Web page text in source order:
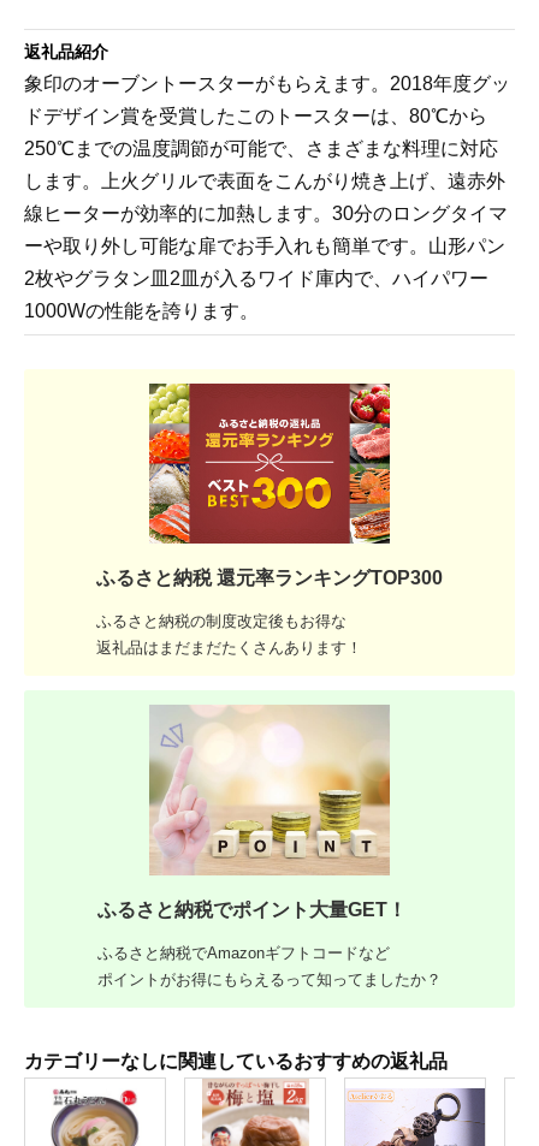
返礼品紹介
象印のオーブントースターがもらえます。2018年度グッ
ドデザイン賞を受賞したこのトースターは、80℃から
250℃までの温度調節が可能で、さまざまな料理に対応
します。上火グリルで表面をこんがり焼き上げ、遠赤外
線ヒーターが効率的に加熱します。30分のロングタイマ
ーや取り外し可能な扉でお手入れも簡単です。山形パン
2枚やグラタン皿2皿が入るワイド庫内で、ハイパワー
1000Wの性能を誇ります。
ふるさと納税 還元率ランキングTOP300
ふるさと納税の制度改定後もお得な
返礼品はまだまだたくさんあります！
ふるさと納税でポイント大量GET！
ふるさと納税でAmazonギフトコードなど
ポイントがお得にもらえるって知ってましたか？
カテゴリーなしに関連しているおすすめの返礼品